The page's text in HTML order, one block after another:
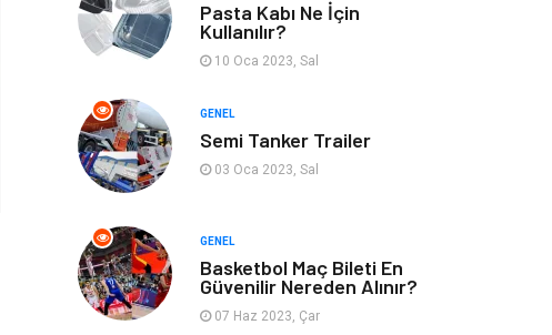
Yazılım
Bebek Giyim Moda
Blogroll
Markalar Bilet
Pasta Kabı Ne İçin
Kullanılır?
10 Oca 2023, Sal
GENEL
Semi Tanker Trailer
03 Oca 2023, Sal
GENEL
Basketbol Maç Bileti En
Güvenilir Nereden Alınır?
07 Haz 2023, Çar